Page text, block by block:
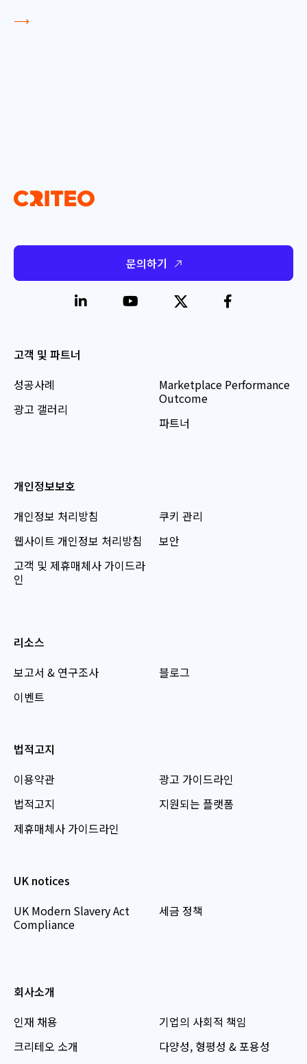
⟶
문의하기
고객 및 파트너
성공사례
광고 갤러리
Marketplace Performance
Outcome
파트너
개인정보보호
개인정보 처리방침
웹사이트 개인정보 처리방침
고객 및 제휴매체사 가이드라
인
쿠키 관리
보안
리소스
보고서 & 연구조사
이벤트
블로그
법적고지
이용약관
법적고지
제휴매체사 가이드라인
광고 가이드라인
지원되는 플랫폼
UK notices
UK Modern Slavery Act
Compliance
세금 정책
회사소개
인재 채용
크리테오 소개
기업의 사회적 책임
다양성, 형평성 & 포용성